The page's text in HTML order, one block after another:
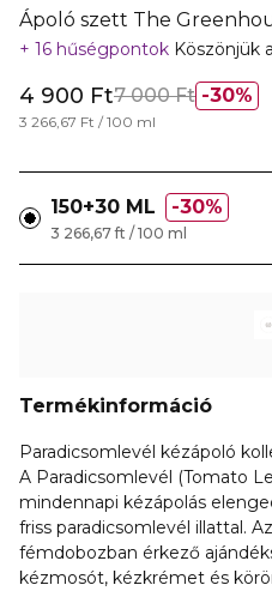
Ápoló szett The
16 hűségpontok Köszönjük
30%
4 900 Ft7 000 Ft
3 266,67 Ft / 100 ml
150+30 ML 30%
3 266,67 ft / 100 ml
Termékinformáció
Paradicsomlevél kézápoló
A Paradicsomlevél (Tomato
mindennapi kézápolás
friss paradicsomlevél illattal.
fémdobozban érkező
kézmosót, kézkrémet és